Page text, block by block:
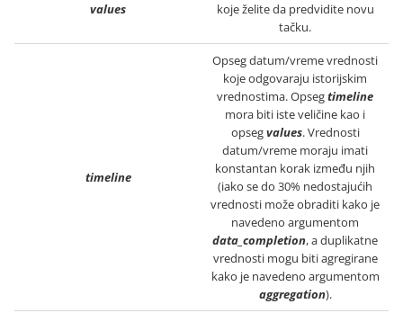
values
koje želite da predvidite novu
tačku.
timeline
Opseg datum/vreme vrednosti
koje odgovaraju istorijskim
vrednostima. Opsegtimeline
mora biti iste veličine kao i
opsegvalues. Vrednosti
datum/vreme moraju imati
konstantan korak između njih
(iako se do 30% nedostajućih
vrednosti može obraditi kako je
navedeno argumentom
data_completion, a duplikatne
vrednosti mogu biti agregirane
kako je navedeno argumentom
aggregation).